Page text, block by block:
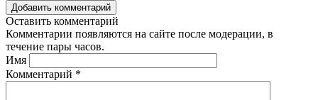
Добавить комментарий
Оставить комментарий
Комментарии появляются на сайте после модерации, в
течение пары часов.
Имя
Комментарий *